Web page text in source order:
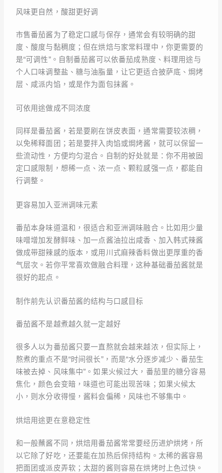
风味更自然，酸甜更好调
市售番茄酱为了稳定口感与保存，通常会有较明确的甜
度、酸度与黏稠度；但在烘焙与家常料理中，你更需要的
是“可调性”。自制番茄酱可以依番茄成熟度、料理用途与
个人口味调整盐、糖与油脂量，让它更适合披萨底、焗烤
层、咸派内馅，或是作为面包抹酱。
可依用途做成不同浓度
同样是番茄酱，若是要刷在饼皮表面，通常需要较浓稠，
以免稀释面团；若是要拌入肉馅或焗烤酱，就可以保留一
些流动性，方便均匀混合。自制的好处就是：你不用被固
定口感限制，想稀一点、浓一点、颗粒感强一点，都能自
行调整。
更容易加入亚洲调味元素
番茄本身味道温和，很适合和亚洲调味融合。比如用少量
味噌增加发酵鲜味、加一点酱油拉出咸香、加入韩式辣酱
做成带甜辣感的版本，或用川式麻辣香料做出更厚重的香
气层次。若你平常喜欢做融合料理，这种基础番茄酱就是
很好的起点。
制作前先认识番茄酱的结构与口感目标
番茄酱不是越煮越久就一定越好
很多人以为番茄酱只要一直熬就会越来越浓，但实际上，
熬煮的重点不是“时间很长”，而是“水分逐步减少、番茄生
味被去掉、风味集中”。如果火候过大，番茄里的糖分容易
焦化，颜色会变暗，味道也可能出现苦味；如果火候太
小，则水分收得慢，酱料会偏稀，风味也不够集中。
烘焙用途更在意稳定性
和一般蘸酱不同，烘焙用番茄酱常常要经历进炉烘烤，所
以它除了好吃，还要能在加热后保持结构。太稀的酱容易
把面团或派皮弄软；太甜的酱则容易在烘烤时上色过快。